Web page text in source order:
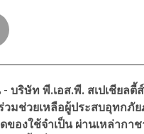
- บริษัท พี.เอส.พี. สเปเชีย
วมช่วยเหลือผู้ประสบอุทกภั
ของใช้จำเป็น ผ่านเหล่าก